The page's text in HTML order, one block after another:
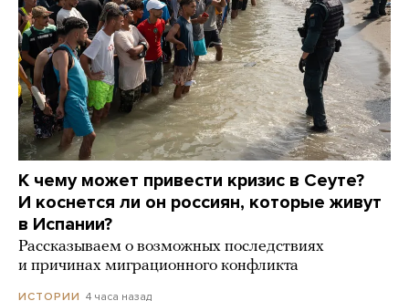
К чему может привести кризис в Сеуте?
И коснется ли он россиян, которые живут
в Испании?
Рассказываем о возможных последствиях
и причинах миграционного конфликта
ИСТОРИИ 4 часа назад